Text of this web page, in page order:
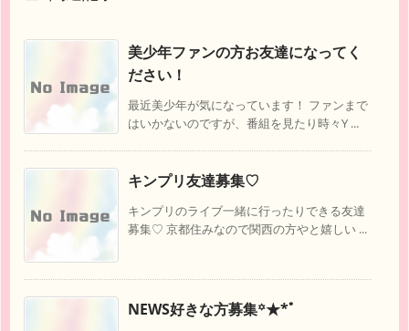
美少年ファンの方お友達になってく
ださい！
最近美少年が気になっています！ ファンまで
はいかないのですが、番組を見たり時々Y ...
キンプリ友達募集♡
キンプリのライブ一緒に行ったりできる友達
募集♡ 京都住みなので関西の方やと嬉しい ...
NEWS好きな方募集꙳★*ﾟ